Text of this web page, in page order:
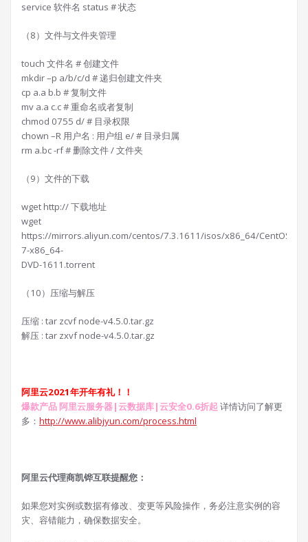
service 软件名 status # 状态
（8）文件与文件夹管理
touch 文件名 # 创建文件
mkdir –p a/b/c/d # 递归创建文件夹
cp a.a b.b # 复制文件
mv a.a c.c # 重命名或者复制
chmod 0755 d/ # 目录权限
chown –R 用户名 : 用户组 e/ # 目录归属
rm a.bc -rf # 删除文件 / 文件夹
（9）文件的下载
wget http:// 下载地址
wget
https://mirrors.aliyun.com/centos/7.3.1611/isos/x86_64/CentOS-
7-x86_64-
DVD-1611.torrent
（10）压缩与解压
压缩 : tar zcvf node-v4.5.0.tar.gz
解压 : tar zxvf node-v4.5.0.tar.gz
阿里云2021年开年有礼！！
爆款产品 阿里云服务器|云数据库|云安全0.6折起 详情访问了解更
多： http://www.alibjyun.com/process.html
阿里云代理商凯铧互联提醒您：
如果您对实例或数据有修改、变更等风险操作，务必注意实例的容
灾、容错能力，确保数据安全。